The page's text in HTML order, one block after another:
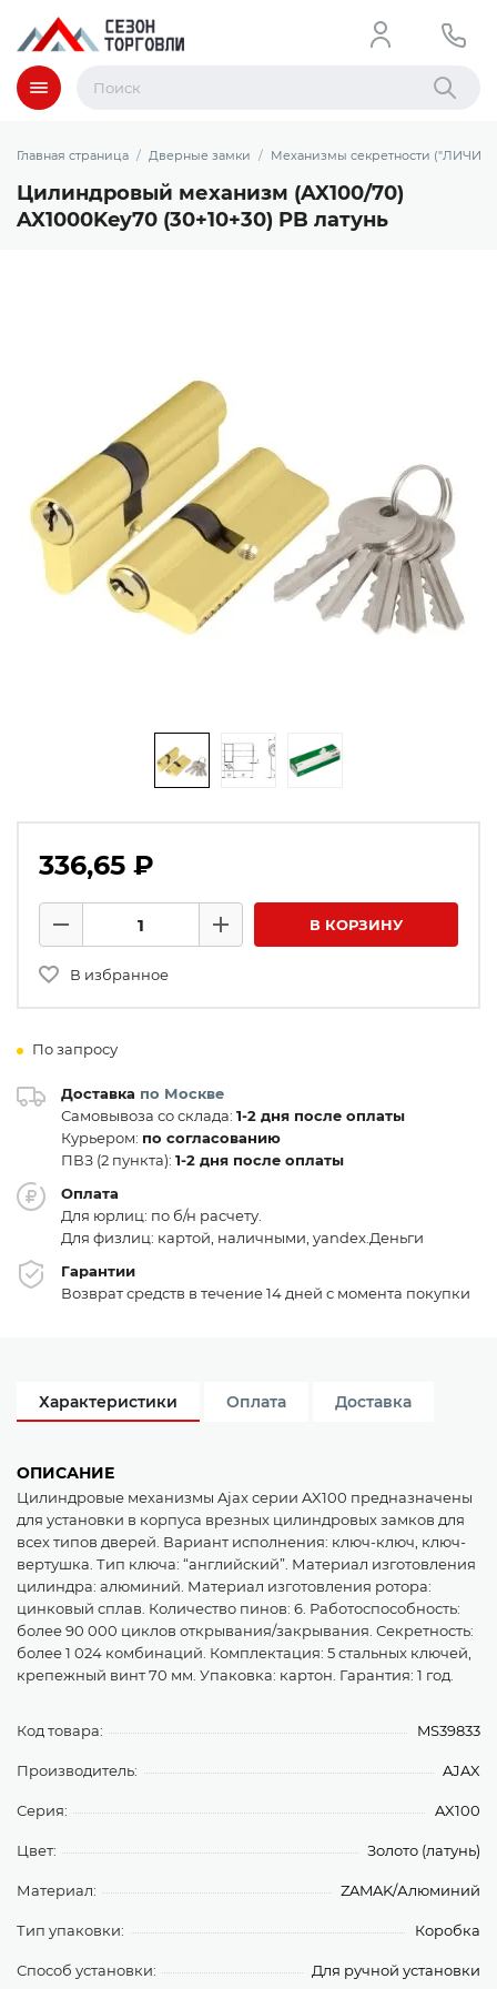
Меню Найти
Главная страница Дверные замки Механизмы секретности
Цилиндровый механизм (AX100/70)
AX1000Key70 (30+10+30) PB латунь
336,65 ₽
Минус
Плюс В КОРЗИНУ
В избранное
По запросу
Доставка по Москве
Самовывоза со склада: 1-2 дня после оплаты
Курьером: по согласованию
ПВЗ (2 пункта): 1-2 дня после оплаты
Оплата
Для юрлиц: по б/н расчету.
Для физлиц: картой, наличными, yandex.Деньги
Гарантии
Возврат средств в течение 14 дней с момента покупки
Характеристики Оплата Доставка
ОПИСАНИЕ
Цилиндровые механизмы Ajax серии AX100 предназначены
для установки в корпуса врезных цилиндровых замков для
всех типов дверей. Вариант исполнения: ключ-ключ, ключ-
вертушка. Тип ключа: “английский”. Материал изготовления
цилиндра: алюминий. Материал изготовления ротора:
цинковый сплав. Количество пинов: 6. Работоспособность:
более 90 000 циклов открывания/закрывания. Секретность:
более 1 024 комбинаций. Комплектация: 5 стальных ключей,
крепежный винт 70 мм. Упаковка: картон. Гарантия: 1 год.
Код товара: MS39833
Производитель: AJAX
Серия: AX100
Цвет: Золото (латунь)
Материал: ZAMAK/Алюминий
Тип упаковки: Коробка
Способ установки: Для ручной установки